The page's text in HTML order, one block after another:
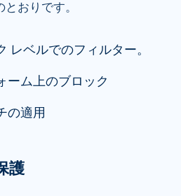
おりです。
レベルでのフィルター。
ーム上のブロック
の適用
護